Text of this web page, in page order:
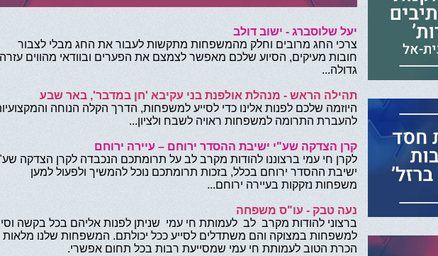
יעל שלוסברג - ישוב דולב
צרכי החג מרובים וחלק מהמשפחות מתקשות לעבור את החג מבלי לצבור
חובות מעיקים, הסיוע שלכם מאפשר לצמצם את הפערים ובוודאי מהווים עזרה
גדולה...
תהילה הראש - מנהלת אולפנת בני עקיבא 'חן במדבר', באר שבע
היוזמה שלכם לפנות אלינו כדי לסייע למשפחות, הדרך הקלה הנוחה
להעברת התרומה למשפחות ראויה לשבח ולציון...
קרן הצדקה שע"י ישיבת ההסדר ירוחם – עיירה ירוחם
לקרן חי עמי ברצוננו להודות מקרב לב על תרומתכם הנכבדה לקרן הצדקה
ישיבת ההסדר ירוחם בכלל, בזכות תרומתכם נוכל להמשיך ולפעול למען
משפחות נזקקות בעיירה ירוחם...
נעה טבק - עו"ס משפחה
ברצוני להודות מקרב לב לעמותת חי עמי שניתן לפנות אליהם בכל בקשה
למשפחות במצוקה והם משתדלים לסייע ככל יכולתם. המשפחות שלנו מלאות
הכרת הטוב לעמותת חי עמי שמסייעת רבות בכל תחום אפשרי.